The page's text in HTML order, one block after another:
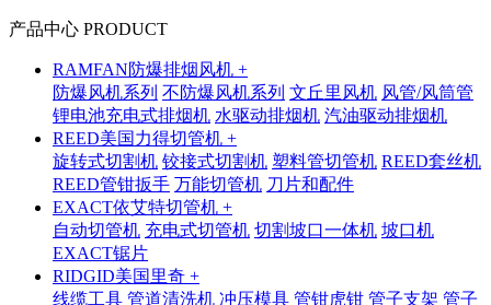
产品中心 PRODUCT
RAMFAN防爆排烟风机 +
防爆风机系列 不防爆风机系列 文丘里风机 风管/风筒管
锂电池充电式排烟机 水驱动排烟机 汽油驱动排烟机
REED美国力得切管机 +
旋转式切割机 铰接式切割机 塑料管切管机 REED套丝机
REED管钳扳手 万能切管机 刀片和配件
EXACT依艾特切管机 +
自动切管机 充电式切管机 切割坡口一体机 坡口机
EXACT锯片
RIDGID美国里奇 +
线缆工具 管道清洗机 冲压模具 管钳虎钳 管子支架 管子